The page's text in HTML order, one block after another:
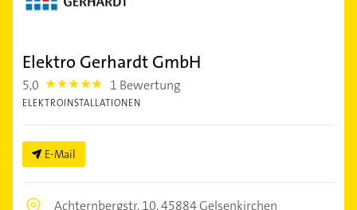
Elektro Gerhardt GmbH
5,0 5.0 1 Bewertung
ELEKTROINSTALLATIONEN
E-Mail
Achternbergstr. 10,45884 Gelsenkirchen